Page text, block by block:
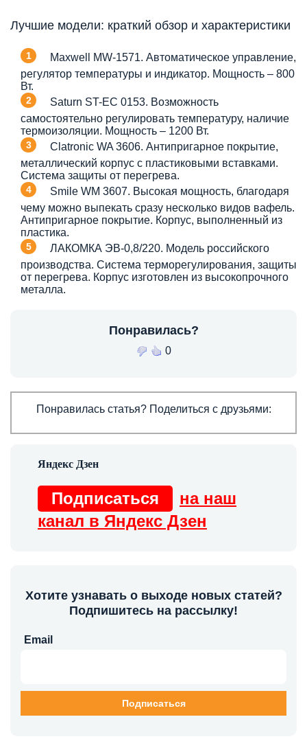
Лучшие модели: краткий обзор и характеристики
Maxwell MW-1571. Автоматическое управление,
регулятор температуры и индикатор. Мощность – 800
Вт.
Saturn ST-EC 0153. Возможность
самостоятельно регулировать температуру, наличие
термоизоляции. Мощность – 1200 Вт.
Clatronic WA 3606. Антипригарное покрытие,
металлический корпус с пластиковыми вставками.
Система защиты от перегрева.
Smile WM 3607. Высокая мощность, благодаря
чему можно выпекать сразу несколько видов вафель.
Антипригарное покрытие. Корпус, выполненный из
пластика.
ЛАКОМКА ЭВ-0,8/220. Модель российского
производства. Система терморегулирования, защиты
от перегрева. Корпус изготовлен из высокопрочного
металла.
Понравилась?
0
Понравилась статья? Поделиться с друзьями:
Подписаться
на наш
канал в Яндекс Дзен
Хотите узнавать о выходе новых статей?
Подпишитесь на рассылку!
Email